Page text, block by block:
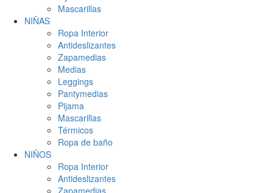
Mascarillas
NIÑAS
Ropa Interior
Antideslizantes
Zapamedias
Medias
Leggings
Pantymedias
Pijama
Mascarillas
Térmicos
Ropa de baño
NIÑOS
Ropa Interior
Antideslizantes
Zapamedias